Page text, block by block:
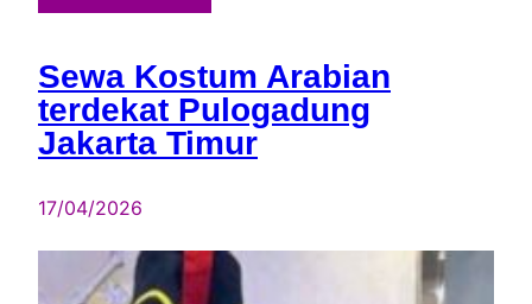
Sewa Kostum Arabian
terdekat Pulogadung
Jakarta Timur
17/04/2026